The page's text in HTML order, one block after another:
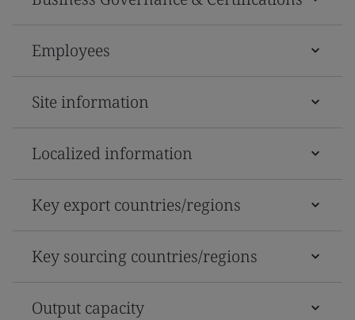
Employees
Site information
Localized information
Key export countries/regions
Key sourcing countries/regions
Output capacity